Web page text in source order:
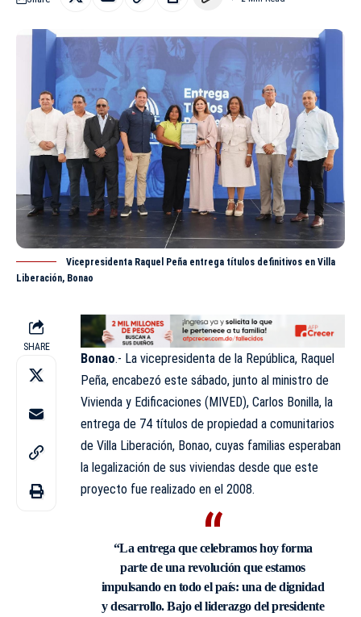
Vicepresidenta Raquel Peña entrega títulos definitivos en Villa
Liberación, Bonao
SHARE
Bonao.- La vicepresidenta de la República, Raquel
Peña, encabezó este sábado, junto al ministro de
Vivienda y Edificaciones (MIVED), Carlos Bonilla, la
entrega de 74 títulos de propiedad a comunitarios
de Villa Liberación, Bonao, cuyas familias esperaban
la legalización de sus viviendas desde que este
proyecto fue realizado en el 2008.
“La entrega que celebramos hoy forma
parte de una revolución que estamos
impulsando en todo el país: una de dignidad
y desarrollo. Bajo el liderazgo del presidente